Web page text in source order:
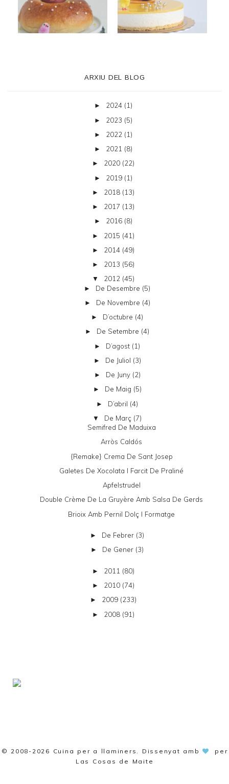
ARXIU DEL BLOG
► 2024 (1)
► 2023 (5)
► 2022 (1)
► 2021 (8)
► 2020 (22)
► 2019 (1)
► 2018 (13)
► 2017 (13)
► 2016 (8)
► 2015 (41)
► 2014 (49)
► 2013 (56)
▼ 2012 (45)
► De Desembre (5)
► De Novembre (4)
► D’octubre (4)
► De Setembre (4)
► D’agost (1)
► De Juliol (3)
► De Juny (2)
► De Maig (5)
► D’abril (4)
▼ De Març (7)
Semifred De Maduixa
Arròs Caldós
{remake} Crema De Sant Josep
Galetes De Xocolata I Farcit De Praliné
Apfelstrudel
Double Crème De La Gruyère Amb Salsa De Gerds
Brioix Amb Pernil Dolç I Formatge
► De Febrer (3)
► De Gener (3)
► 2011 (80)
► 2010 (74)
► 2009 (233)
► 2008 (91)
© 2008-2026 Cuina per a llaminers . Dissenyat amb
per
Las Cosas de Maite